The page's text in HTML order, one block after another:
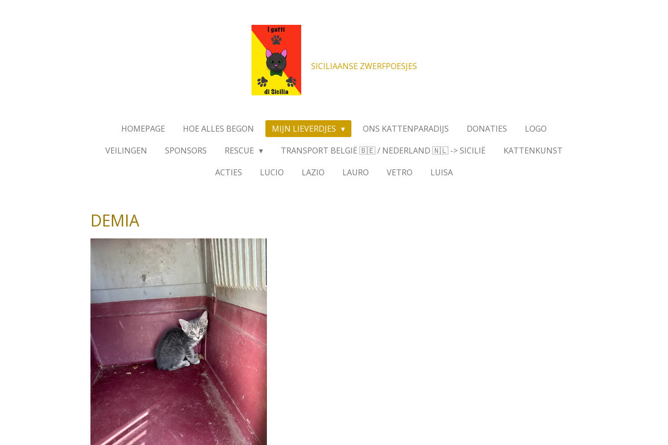
SICILIAANSE ZWERFPOESJES
HOMEPAGE HOE ALLES BEGON MIJN LIEVERDJES ONS KATTENPARADIJS DONATIES
LOGO
VEILINGEN
SPONSORS RESCUE TRANSPORT BELGIË 🇧🇪 / NEDERLAND 🇳🇱 -> SICILIË
KATTENKUNST
ACTIES
LUCIO LAZIO LAURO VETRO LUISA
DEMIA